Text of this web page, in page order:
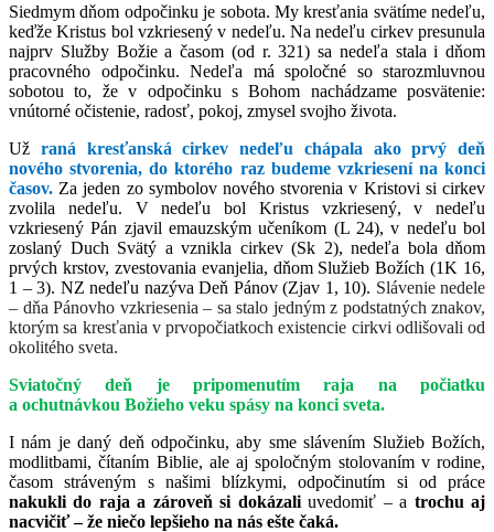
Siedmym dňom odpočinku je sobota. My kresťania svätíme nedeľu,
keďže Kristus bol vzkriesený v nedeľu. Na nedeľu cirkev presunula
najprv Služby Božie a časom (od r. 321) sa nedeľa stala i dňom
pracovného odpočinku. Nedeľa má spoločné so starozmluvnou
sobotou to, že v odpočinku s Bohom nachádzame posvätenie:
vnútorné očistenie, radosť, pokoj, zmysel svojho života.
Už raná kresťanská cirkev nedeľu chápala ako prvý deň
nového stvorenia, do ktorého raz budeme vzkriesení na konci
časov. Zajeden zo symbolov nového stvorenia v Kristovi si cirkev
zvolila nedeľu. V nedeľu bol Kristus vzkriesený, v nedeľu
vzkriesený Pán zjavil emauzským učeníkom (L 24), v nedeľu bol
zoslaný Duch Svätý a vznikla cirkev (Sk 2), nedeľa bola dňom
prvých krstov, zvestovania evanjelia, dňom Služieb Božích (1K 16,
1 – 3). NZ nedeľu nazýva Deň Pánov (Zjav 1, 10). Slávenie nedele
– dňa Pánovho vzkriesenia – sa stalo jedným z podstatných znakov,
ktorým sa kresťania v prvopočiatkoch existencie cirkvi odlišovali od
okolitého sveta.
Sviatočný deň je pripomenutím raja na počiatku
a ochutnávkou Božieho veku spásy na konci sveta.
I nám je daný deň odpočinku, aby sme slávením Služieb Božích,
modlitbami, čítaním Biblie, ale aj spoločným stolovaním v rodine,
časom stráveným s našimi blízkymi, odpočinutím si od práce
nakukli do raja a zároveň si dokázaliuvedomiť – a trochu aj
nacvičiť – že niečo lepšieho na nás ešte čaká.